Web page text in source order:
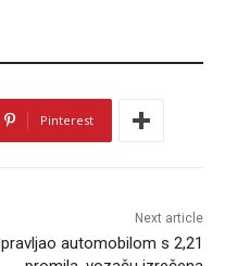
Pinterest
Next article
automobilom s 2,21